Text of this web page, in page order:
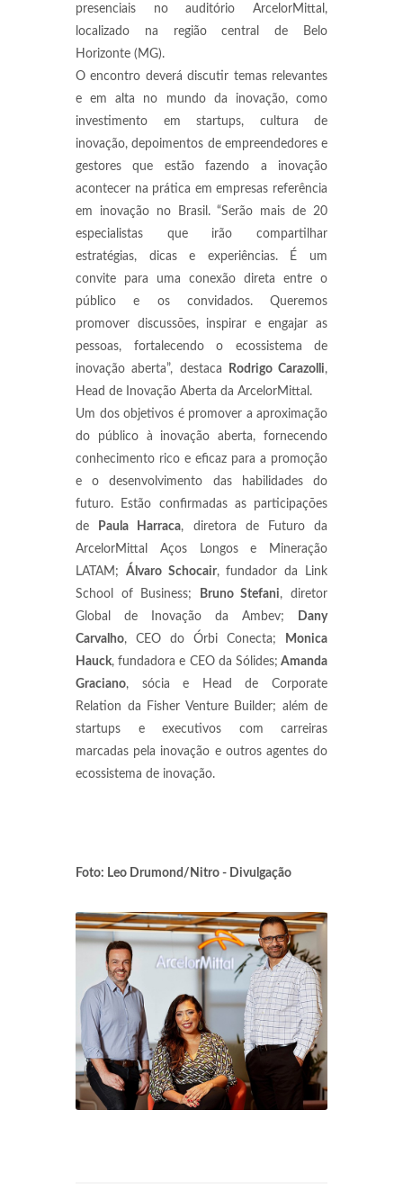
presenciais no auditório ArcelorMittal,
localizado na região central de Belo
Horizonte (MG).
O encontro deverá discutir temas relevantes
e em alta no mundo da inovação, como
investimento em startups, cultura de
inovação, depoimentos de empreendedores e
gestores que estão fazendo a inovação
acontecer na prática em empresas referência
em inovação no Brasil. “Serão mais de 20
especialistas que irão compartilhar
estratégias, dicas e experiências. É um
convite para uma conexão direta entre o
público e os convidados. Queremos
promover discussões, inspirar e engajar as
pessoas, fortalecendo o ecossistema de
inovação aberta”, destaca
Rodrigo Carazolli,
Head de Inovação Aberta da ArcelorMittal.
Um dos objetivos é promover a aproximação
do público à inovação aberta, fornecendo
conhecimento rico e eficaz para a promoção
e o desenvolvimento das habilidades do
futuro. Estão confirmadas as participações
de
Paula Harraca, diretora de Futuro da
ArcelorMittal Aços Longos e Mineração
LATAM; Álvaro Schocair, fundador da Link
School of Business;
Bruno Stefani, diretor
Global de Inovação da Ambev;
Dany
Carvalho, CEO do Órbi Conecta;
Monica
Hauck, fundadora e CEO da Sólides; Amanda
Graciano, sócia e Head de Corporate
Relation da Fisher Venture Builder; além de
startups e executivos com carreiras
marcadas pela inovação e outros agentes do
ecossistema de inovação.
Foto: Leo Drumond/Nitro - Divulgação